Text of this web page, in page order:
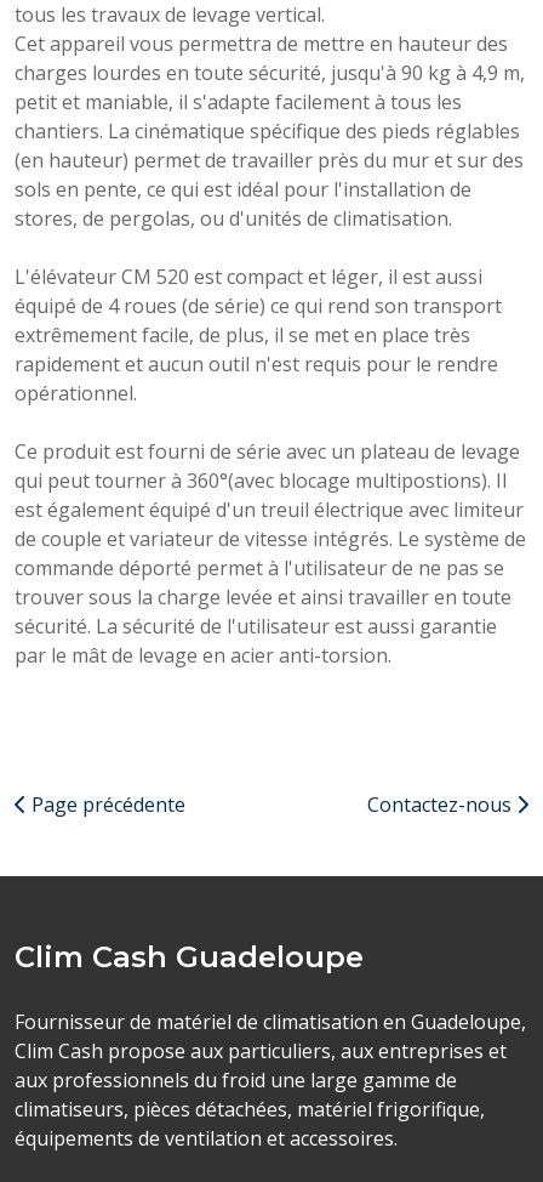
tous les travaux de levage vertical.
Cet appareil vous permettra de mettre en hauteur des
charges lourdes en toute sécurité, jusqu'à 90 kg à 4,9 m,
petit et maniable, il s'adapte facilement à tous les
chantiers. La cinématique spécifique des pieds réglables
(en hauteur) permet de travailler près du mur et sur des
sols en pente, ce qui est idéal pour l'installation de
stores, de pergolas, ou d'unités de climatisation.
L'élévateur CM 520 est compact et léger, il est aussi
équipé de 4 roues (de série) ce qui rend son transport
extrêmement facile, de plus, il se met en place très
rapidement et aucun outil n'est requis pour le rendre
opérationnel.
Ce produit est fourni de série avec un plateau de levage
qui peut tourner à 360°(avec blocage multipostions). Il
est également équipé d'un treuil électrique avec limiteur
de couple et variateur de vitesse intégrés. Le système de
commande déporté permet à l'utilisateur de ne pas se
trouver sous la charge levée et ainsi travailler en toute
sécurité. La sécurité de l'utilisateur est aussi garantie
par le mât de levage en acier anti-torsion.
Page précédente Contactez-nous
Clim Cash Guadeloupe
Fournisseur de matériel de climatisation en Guadeloupe,
Clim Cash propose aux particuliers, aux entreprises et
aux professionnels du froid une large gamme de
climatiseurs, pièces détachées, matériel frigorifique,
équipements de ventilation et accessoires.